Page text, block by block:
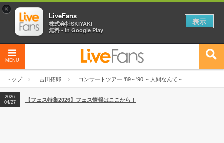
MENU
トップ 吉田拓郎 コンサートツアー '89～'90 ～人間なんて～
2026
04/27
2026
【ライブ動員ランキング】2026年上半期編発表！
2026
04/27
【フェス特集2026】フェス情報はここから！
×
LiveFans
株式会社SKIYAKI
無料 - In Google Play
表示